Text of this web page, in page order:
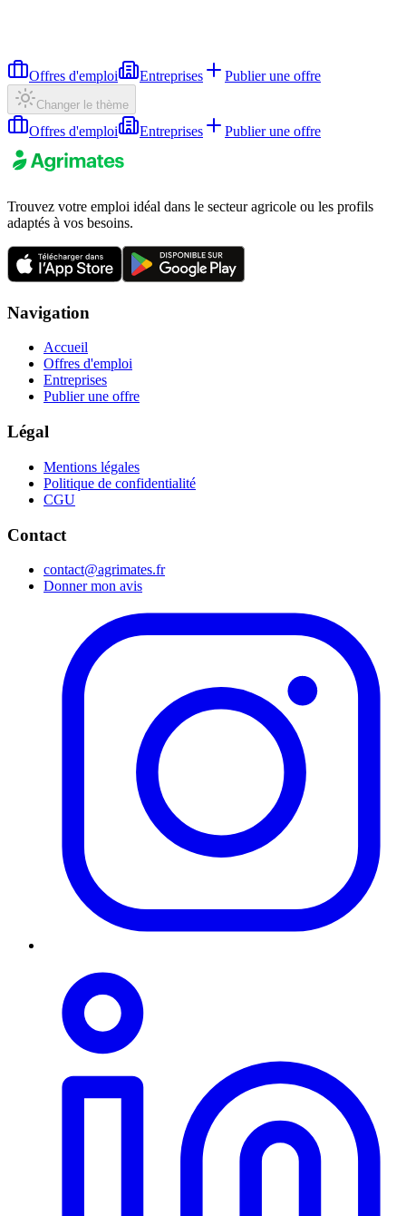
Offres d'emploi Entreprises Publier une offre
Changer le thème
Offres d'emploi Entreprises Publier une offre
Trouvez votre emploi idéal dans le secteur agricole ou les profils
adaptés à vos besoins.
Navigation
Accueil
Offres d'emploi
Entreprises
Publier une offre
Légal
Mentions légales
Politique de confidentialité
CGU
Contact
contact@agrimates.fr
Donner mon avis